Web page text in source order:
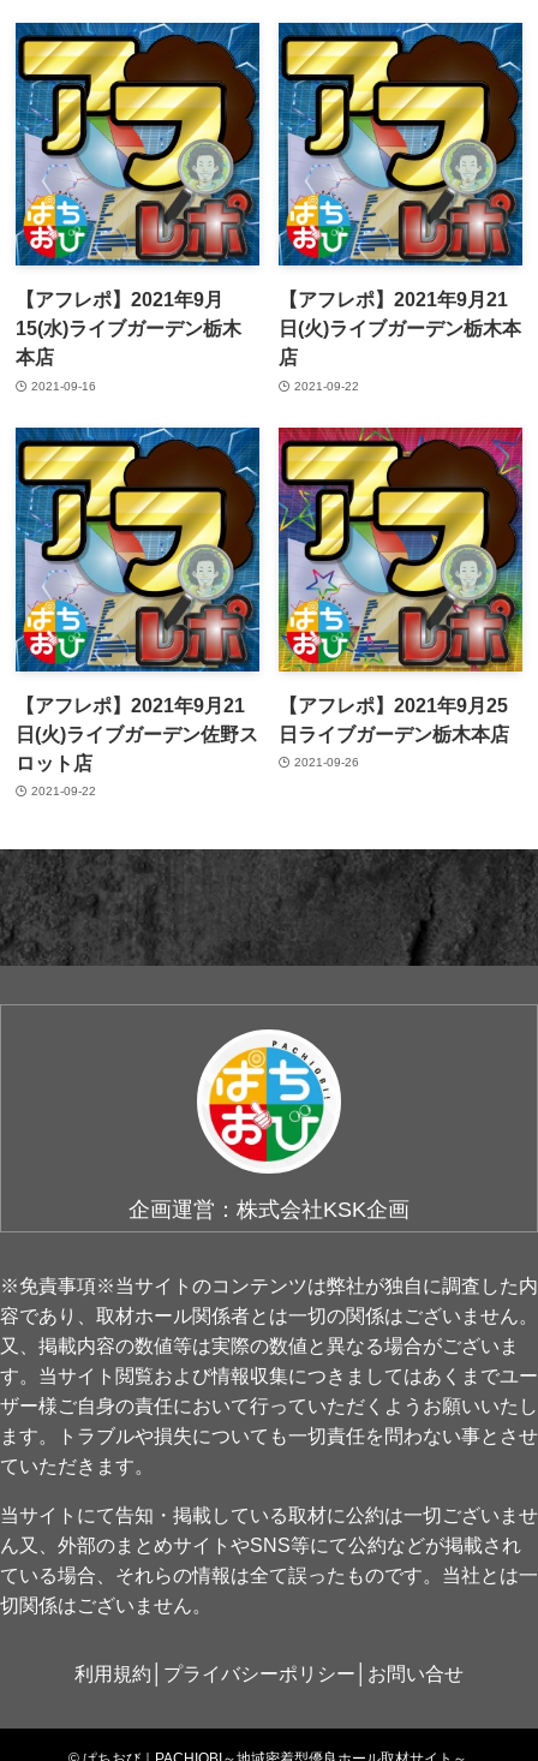
【アフレポ】2021年9月
15(水)ライブガーデン栃木
本店
2021-09-16
【アフレポ】2021年9月21
日(火)ライブガーデン栃木本
店
2021-09-22
【アフレポ】2021年9月21
日(火)ライブガーデン佐野ス
ロット店
2021-09-22
【アフレポ】2021年9月25
日ライブガーデン栃木本店
2021-09-26
企画運営：株式会社KSK企画
※免責事項※当サイトのコンテンツは弊社が独自に調査した内
容であり、取材ホール関係者とは一切の関係はございません。
又、掲載内容の数値等は実際の数値と異なる場合がございま
す。当サイト閲覧および情報収集につきましてはあくまでユー
ザー様ご自身の責任において行っていただくようお願いいたし
ます。トラブルや損失についても一切責任を問わない事とさせ
ていただきます。
当サイトにて告知・掲載している取材に公約は一切ございませ
ん又、外部のまとめサイトやSNS等にて公約などが掲載され
ている場合、それらの情報は全て誤ったものです。当社とは一
切関係はございません。
利用規約 プライバシーポリシー お問い合せ